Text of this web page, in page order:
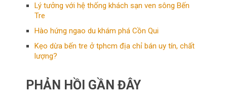
Lý tưởng với hệ thống khách sạn ven sông Bến
Tre
Hào hứng ngao du khám phá Cồn Qui
Kẹo dừa bến tre ở tphcm địa chỉ bán uy tín, chất
lượng?
PHẢN HỒI GẦN ĐÂY